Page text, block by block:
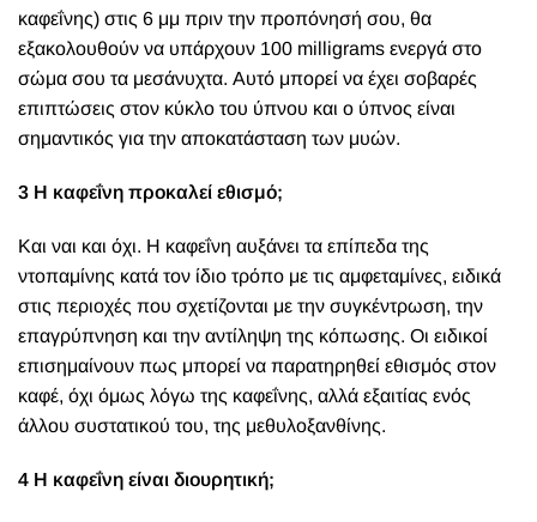
καφεΐνης) στις 6 μμ πριν την προπόνησή σου, θα
εξακολουθούν να υπάρχουν 100 milligrams ενεργά στο
σώμα σου τα μεσάνυχτα. Αυτό μπορεί να έχει σοβαρές
επιπτώσεις στον κύκλο του ύπνου και ο ύπνος είναι
σημαντικός για την αποκατάσταση των μυών.
3 Η καφεΐνη προκαλεί εθισμό;
Και ναι και όχι. Η καφεΐνη αυξάνει τα επίπεδα της
ντοπαμίνης κατά τον ίδιο τρόπο με τις αμφεταμίνες, ειδικά
στις περιοχές που σχετίζονται με την συγκέντρωση, την
επαγρύπνηση και την αντίληψη της κόπωσης. Οι ειδικοί
επισημαίνουν πως μπορεί να παρατηρηθεί εθισμός στον
καφέ, όχι όμως λόγω της καφεΐνης, αλλά εξαιτίας ενός
άλλου συστατικού του, της μεθυλοξανθίνης.
4 Η καφεΐνη είναι διουρητική;